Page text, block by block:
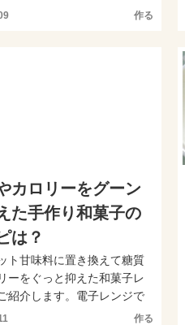
作る
カロリーをグーン
た手作り和菓子の
は？
ト甘味料に置き換えて糖質
ーをぐっと抑えた和菓子レ
紹介します。電子レンジで
初心者の方でも手...
作る